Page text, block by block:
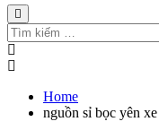
Tìm
kiếm
cho:
Home
nguồn sỉ bọc yên